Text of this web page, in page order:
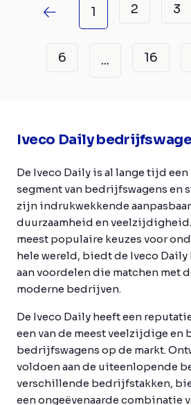
1 2 3
6 ... 16
Iveco Daily
De Iveco Daily is al lange tijd
segment van bedrijfswagens en
zijn indrukwekkende
duurzaamheid en veelzijdigheid.
meest populaire keuzes voor
hele wereld, biedt de Iveco Daily
aan voordelen die matchen met
moderne bedrijven.
De Iveco Daily heeft een
een van de meest veelzijdige en
bedrijfswagens op de markt.
voldoen aan de uiteenlopende
verschillende bedrijfstakken,
een ongeëvenaarde combinatie